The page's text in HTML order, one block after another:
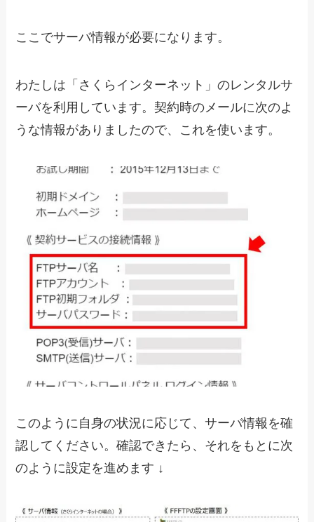
ここでサーバ情報が必要になります。
わたしは「さくらインターネット」のレンタルサ
ーバを利用しています。契約時のメールに次のよ
うな情報がありましたので、これを使います。
このように自身の状況に応じて、サーバ情報を確
認してください。確認できたら、それをもとに次
のように設定を進めます ↓